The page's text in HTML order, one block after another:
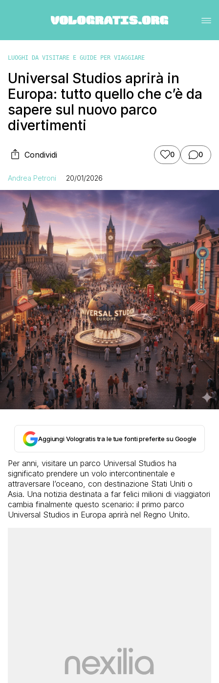
LUOGHI DA VISITARE E GUIDE PER VIAGGIARE
Universal Studios aprirà in
Europa: tutto quello che c’è da
sapere sul nuovo parco
divertimenti
Condividi 0 0
Andrea Petroni 20/01/2026
Aggiungi Vologratis tra le tue fonti preferite su Google
Per anni, visitare un parco Universal Studios ha
significato prendere un volo intercontinentale e
attraversare l’oceano, con destinazione Stati Uniti o
Asia. Una notizia destinata a far felici milioni di viaggiatori
cambia finalmente questo scenario: il primo parco
Universal Studios in Europa aprirà nel Regno Unito.